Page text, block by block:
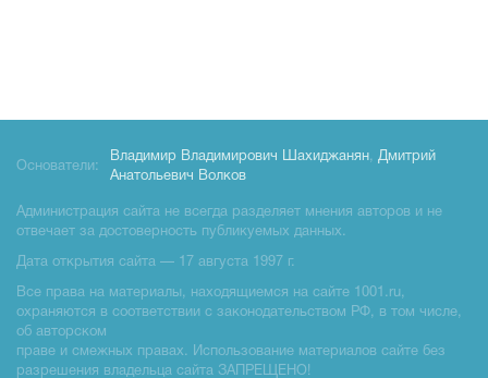
Основатели:
Владимир Владимирович Шахиджанян, Дмитрий
Анатольевич Волков
Администрация сайта не всегда разделяет мнения авторов и не
отвечает за достоверность публикуемых данных.
Дата открытия сайта — 17 августа 1997 г.
Все права на материалы, находящиемся на сайте 1001.ru,
охраняются в соответствии с законодательством РФ, в том числе,
об авторском
праве и смежных правах. Использование материалов сайте без
разрешения владельца сайта ЗАПРЕЩЕНО!